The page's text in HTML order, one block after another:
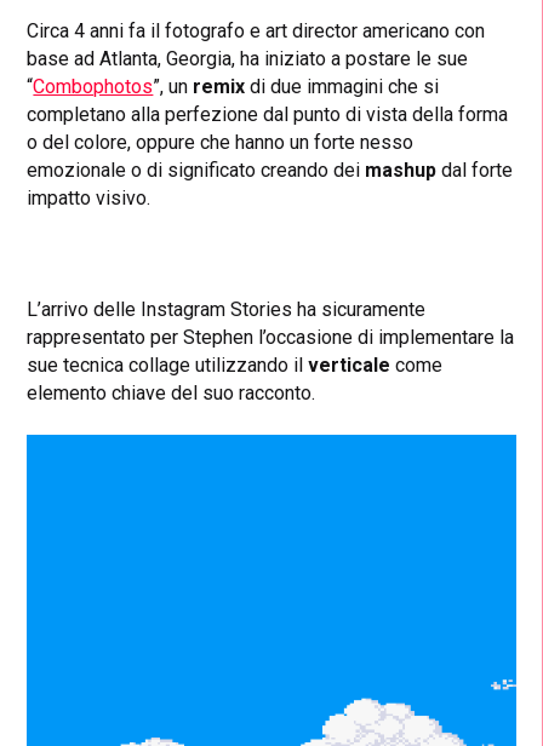
Circa 4 anni fa il fotografo e art director americano con
base ad Atlanta, Georgia, ha iniziato a postare le sue
“Combophotos”, un remix di due immagini che si
completano alla perfezione dal punto di vista della forma
o del colore, oppure che hanno un forte nesso
emozionale o di significato creando dei mashupdal forte
impatto visivo.
L’arrivo delle Instagram Stories ha sicuramente
rappresentato per Stephen l’occasione di implementare la
sue tecnica collage utilizzando ilverticale come
elemento chiave del suo racconto.